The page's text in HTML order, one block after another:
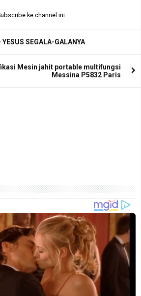
ke channel ini
SEGALA-GALANYA
Mesin jahit portable multifungsi
Messina P5832 Paris